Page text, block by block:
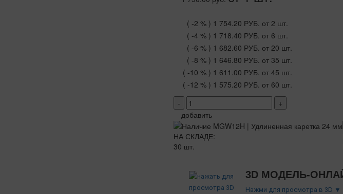
( -2 % ) 1 754.20 РУБ. от 2 шт.
( -4 % ) 1 718.40 РУБ. от 6 шт.
( -6 % ) 1 682.60 РУБ. от 20 шт.
( -8 % ) 1 646.80 РУБ. от 35 шт.
( -10 % ) 1 611.00 РУБ. от 45 шт.
( -12 % ) 1 575.20 РУБ. от 60 шт.
-
+
добавить
НА СКЛАДЕ:
30 шт.
3D МОДЕЛЬ-
Нажми для просмотра в 3D ▼